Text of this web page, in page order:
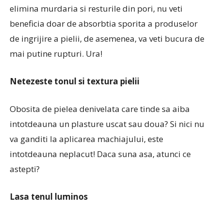
elimina murdaria si resturile din pori, nu veti
beneficia doar de absorbtia sporita a produselor
de ingrijire a pielii, de asemenea, va veti bucura de
mai putine rupturi. Ura!
Netezeste tonul si textura pielii
Obosita de pielea denivelata care tinde sa aiba
intotdeauna un plasture uscat sau doua? Si nici nu
va ganditi la aplicarea machiajului, este
intotdeauna neplacut! Daca suna asa, atunci ce
astepti?
Lasa tenul luminos